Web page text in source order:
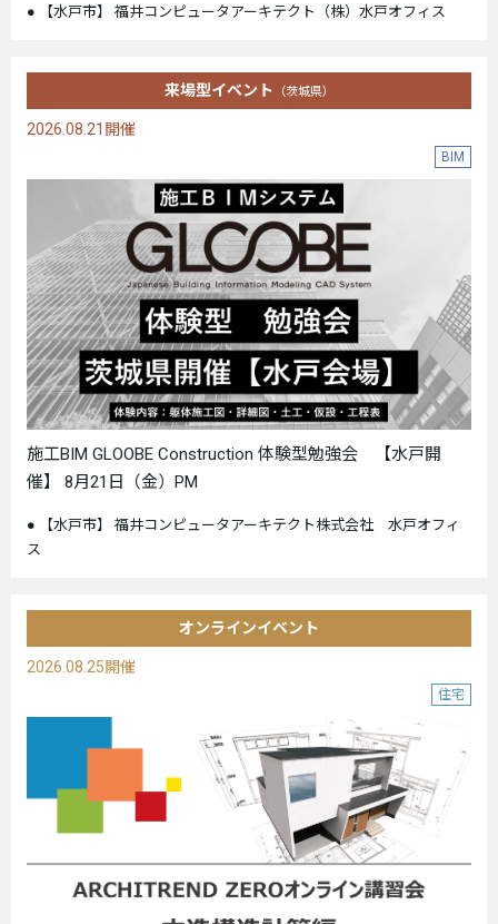
【水戸市】 福井コンピュータアーキテクト（株）水戸オフィス
来場型イベント （茨城県）
2026.08.21開催
BIM
施工BIM GLOOBE Construction 体験型勉強会 【水戸開
催】 8月21日（金）PM
【水戸市】 福井コンピュータアーキテクト株式会社 水戸オフィ
ス
オンラインイベント
2026.08.25開催
住宅